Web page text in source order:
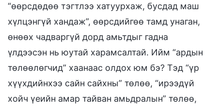
“өөрсдөдөө тэгтлээ хатуурхаж, бусдад маш
хүлцэнгүй хандаж”, өөрсдийгөө тамд унаган,
өнөөх чадваргүй дорд амьтдыг гадна
үлдээсэн нь юутай харамсалтай. Ийм “ардын
төлөөлөгчид” хаанаас олдох юм бэ? Тэд “үр
хүүхдийнхээ сайн сайхны” төлөө, “ирээдүй
хойч үеийн амар тайван амьдралын” төлөө,